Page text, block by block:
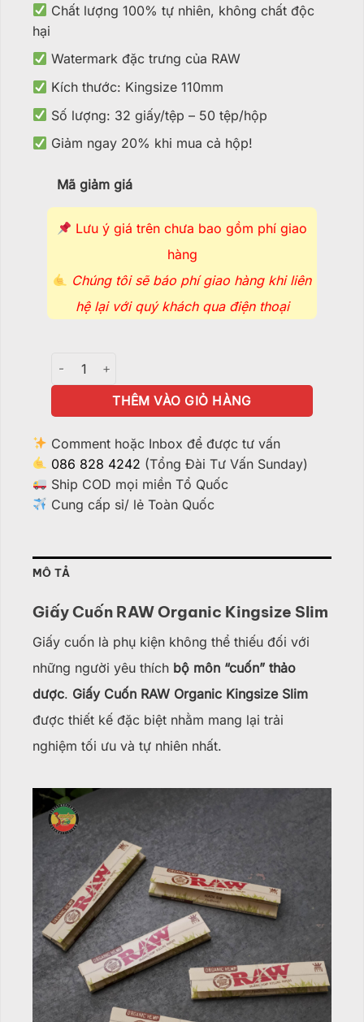
Chất lượng 100% tự nhiên, không chất độc
hại
Watermark đặc trưng của RAW
Kích thước: Kingsize 110mm
Số lượng: 32 giấy/tệp – 50 tệp/hộp
Giảm ngay 20% khi mua cả hộp!
Mã giảm giá
Lưu ý giá trên chưa bao gồm phí giao
hàng
Chúng tôi sẽ báo phí giao hàng khi liên
hệ lại với quý khách qua điện thoại
Giấy Cuốn RAW Organic Kingsize Slim - GC135 số lượng
THÊM VÀO GIỎ HÀNG
Comment hoặc Inbox để được tư vấn
086 828 4242 (Tổng Đài Tư Vấn Sunday)
Ship COD mọi miền Tổ Quốc
Cung cấp sỉ/ lẻ Toàn Quốc
MÔ TẢ
Giấy Cuốn RAW Organic Kingsize Slim
Giấy cuốn là phụ kiện không thể thiếu đối với
những người yêu thích bộ môn “cuốn” thảo
dược. Giấy Cuốn RAW Organic Kingsize Slim
được thiết kế đặc biệt nhằm mang lại trải
nghiệm tối ưu và tự nhiên nhất.